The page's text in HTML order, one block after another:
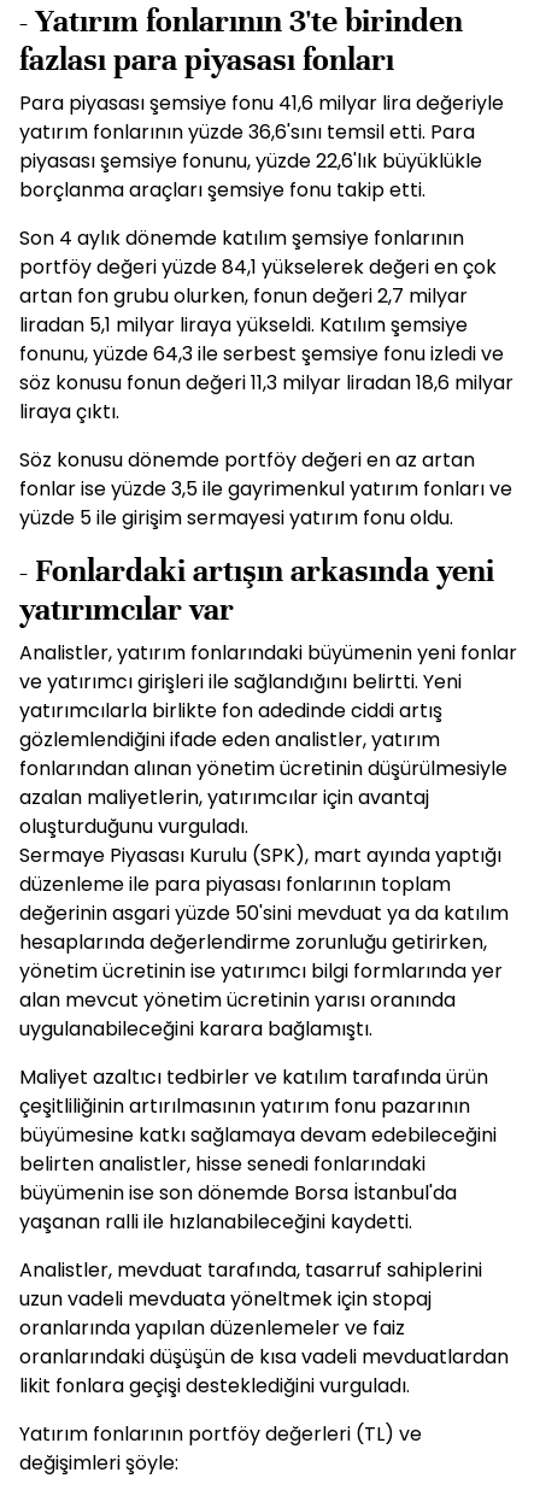
- Yatırım fonlarının 3'te birinden
fazlası para piyasası fonları
Para piyasası şemsiye fonu 41,6 milyar lira değeriyle
yatırım fonlarının yüzde 36,6'sını temsil etti. Para
piyasası şemsiye fonunu, yüzde 22,6'lık büyüklükle
borçlanma araçları şemsiye fonu takip etti.
Son 4 aylık dönemde katılım şemsiye fonlarının
portföy değeri yüzde 84,1 yükselerek değeri en çok
artan fon grubu olurken, fonun değeri 2,7 milyar
liradan 5,1 milyar liraya yükseldi. Katılım şemsiye
fonunu, yüzde 64,3 ile serbest şemsiye fonu izledi ve
söz konusu fonun değeri 11,3 milyar liradan 18,6 milyar
liraya çıktı.
Söz konusu dönemde portföy değeri en az artan
fonlar ise yüzde 3,5 ile gayrimenkul yatırım fonları ve
yüzde 5 ile girişim sermayesi yatırım fonu oldu.
- Fonlardaki artışın arkasında yeni
yatırımcılar var
Analistler, yatırım fonlarındaki büyümenin yeni fonlar
ve yatırımcı girişleri ile sağlandığını belirtti. Yeni
yatırımcılarla birlikte fon adedinde ciddi artış
gözlemlendiğini ifade eden analistler, yatırım
fonlarından alınan yönetim ücretinin düşürülmesiyle
azalan maliyetlerin, yatırımcılar için avantaj
oluşturduğunu vurguladı.
Sermaye Piyasası Kurulu (SPK), mart ayında yaptığı
düzenleme ile para piyasası fonlarının toplam
değerinin asgari yüzde 50'sini mevduat ya da katılım
hesaplarında değerlendirme zorunluğu getirirken,
yönetim ücretinin ise yatırımcı bilgi formlarında yer
alan mevcut yönetim ücretinin yarısı oranında
uygulanabileceğini karara bağlamıştı.
Maliyet azaltıcı tedbirler ve katılım tarafında ürün
çeşitliliğinin artırılmasının yatırım fonu pazarının
büyümesine katkı sağlamaya devam edebileceğini
belirten analistler, hisse senedi fonlarındaki
büyümenin ise son dönemde Borsa İstanbul'da
yaşanan ralli ile hızlanabileceğini kaydetti.
Analistler, mevduat tarafında, tasarruf sahiplerini
uzun vadeli mevduata yöneltmek için stopaj
oranlarında yapılan düzenlemeler ve faiz
oranlarındaki düşüşün de kısa vadeli mevduatlardan
likit fonlara geçişi desteklediğini vurguladı.
Yatırım fonlarının portföy değerleri (TL) ve
değişimleri şöyle: